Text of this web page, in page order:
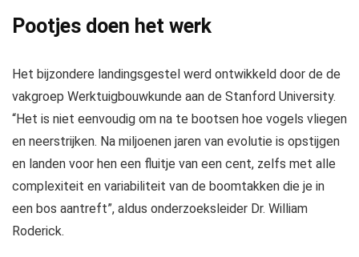
Pootjes doen het werk
Het bijzondere landingsgestel werd ontwikkeld door de de
vakgroep Werktuigbouwkunde aan de Stanford University.
“Het is niet eenvoudig om na te bootsen hoe vogels vliegen
en neerstrijken. Na miljoenen jaren van evolutie is opstijgen
en landen voor hen een fluitje van een cent, zelfs met alle
complexiteit en variabiliteit van de boomtakken die je in
een bos aantreft”, aldus onderzoeksleider Dr. William
Roderick.